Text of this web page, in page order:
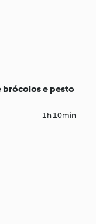
brócolos e pesto
1h 10min